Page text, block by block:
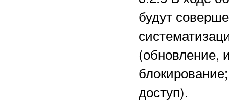
будут
(обновление,
доступ).